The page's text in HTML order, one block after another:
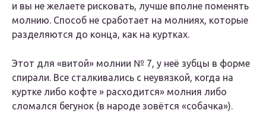
и вы не желаете рисковать, лучше вполне поменять
молнию. Способ не сработает на молниях, которые
разделяются до конца, как на куртках.
Этот для «витой» молнии № 7, у неё зубцы в форме
спирали. Все сталкивались с неувязкой, когда на
куртке либо кофте » расходится» молния либо
сломался бегунок (в народе зовётся «собачка»).